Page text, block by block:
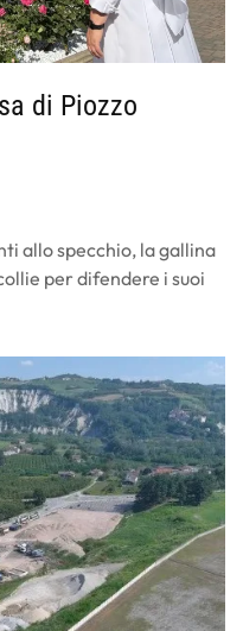
di Piozzo
allo specchio, la gallina
per difendere i suoi